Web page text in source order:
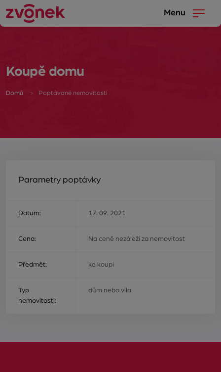
Menu
Koupě domu
Domů Poptávané nemovitosti
Parametry poptávky
Datum: 17. 09. 2021
Cena: Na ceně nezáleží za nemovitost
Předmět: ke koupi
Typ
nemovitosti:
dům nebo vila